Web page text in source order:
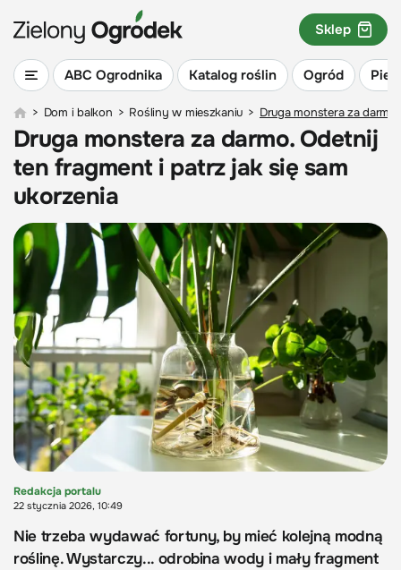
ABC Ogrodnika Katalog roślin Ogród
Sklep
> Dom i balkon > Rośliny w mieszkaniu > Druga monstera za
Druga monstera za darmo. Odetnij
ten fragment i patrz jak się sam
ukorzenia
Redakcja portalu
22 stycznia 2026, 10:49
Nie trzeba wydawać fortuny, by mieć kolejną modną
roślinę. Wystarczy... odrobina wody i mały fragment